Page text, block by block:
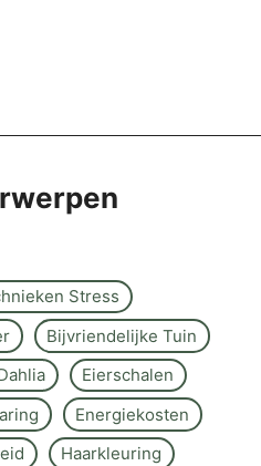
Stress
Bijvriendelijke Tuin
Eierschalen
Energiekosten
Haarkleuring